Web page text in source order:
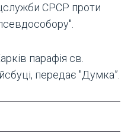
СРСР проти
парафія св.
передає "Думка”.